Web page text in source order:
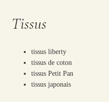
Tissus
tissus liberty
tissus de coton
tissus Petit Pan
tissus japonais